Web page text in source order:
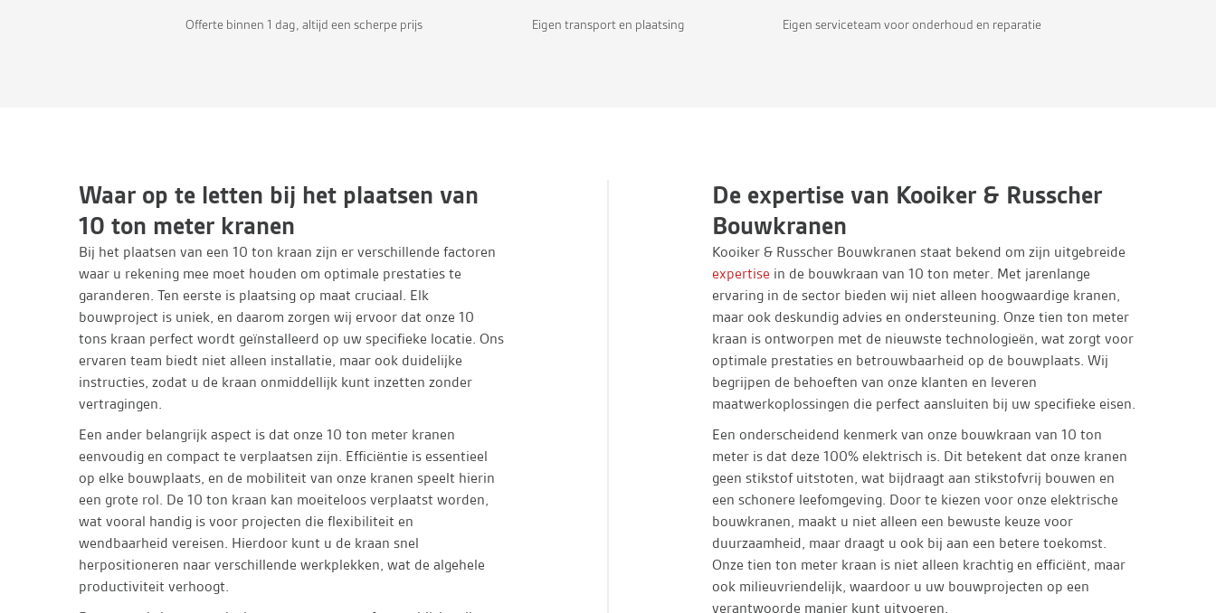
Offerte binnen 1 dag, altijd een scherpe prijs Eigen transport en plaatsing Eigen serviceteam voor onderhoud en reparatie
Waar op te letten bij het plaatsen van
10 ton meter kranen
Bij het plaatsen van een 10 ton kraan zijn er verschillende factoren
waar u rekening mee moet houden om optimale prestaties te
garanderen. Ten eerste is plaatsing op maat cruciaal. Elk
bouwproject is uniek, en daarom zorgen wij ervoor dat onze 10
tons kraan perfect wordt geïnstalleerd op uw specifieke locatie. Ons
ervaren team biedt niet alleen installatie, maar ook duidelijke
instructies, zodat u de kraan onmiddellijk kunt inzetten zonder
vertragingen.
Een ander belangrijk aspect is dat onze 10 ton meter kranen
eenvoudig en compact te verplaatsen zijn. Efficiëntie is essentieel
op elke bouwplaats, en de mobiliteit van onze kranen speelt hierin
een grote rol. De 10 ton kraan kan moeiteloos verplaatst worden,
wat vooral handig is voor projecten die flexibiliteit en
wendbaarheid vereisen. Hierdoor kunt u de kraan snel
herpositioneren naar verschillende werkplekken, wat de algehele
productiviteit verhoogt.
De expertise van Kooiker & Russcher
Bouwkranen
Kooiker & Russcher Bouwkranen staat bekend om zijn uitgebreide
expertise in de bouwkraan van 10 ton meter. Met jarenlange
ervaring in de sector bieden wij niet alleen hoogwaardige kranen,
maar ook deskundig advies en ondersteuning. Onze tien ton meter
kraan is ontworpen met de nieuwste technologieën, wat zorgt voor
optimale prestaties en betrouwbaarheid op de bouwplaats. Wij
begrijpen de behoeften van onze klanten en leveren
maatwerkoplossingen die perfect aansluiten bij uw specifieke eisen.
Een onderscheidend kenmerk van onze bouwkraan van 10 ton
meter is dat deze 100% elektrisch is. Dit betekent dat onze kranen
geen stikstof uitstoten, wat bijdraagt aan stikstofvrij bouwen en
een schonere leefomgeving. Door te kiezen voor onze elektrische
bouwkranen, maakt u niet alleen een bewuste keuze voor
duurzaamheid, maar draagt u ook bij aan een betere toekomst.
Onze tien ton meter kraan is niet alleen krachtig en efficiënt, maar
ook milieuvriendelijk, waardoor u uw bouwprojecten op een
verantwoorde manier kunt uitvoeren.